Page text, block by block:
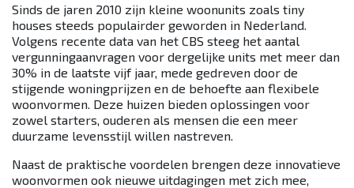
Sinds de jaren 2010 zijn kleine woonunits zoals tiny
houses steeds populairder geworden in Nederland.
Volgens recente data van het CBS steeg het aantal
vergunningaanvragen voor dergelijke units met meer dan
30% in de laatste vijf jaar, mede gedreven door de
stijgende woningprijzen en de behoefte aan flexibele
woonvormen. Deze huizen bieden oplossingen voor
zowel starters, ouderen als mensen die een meer
duurzame levensstijl willen nastreven.
Naast de praktische voordelen brengen deze innovatieve
woonvormen ook nieuwe uitdagingen met zich mee,